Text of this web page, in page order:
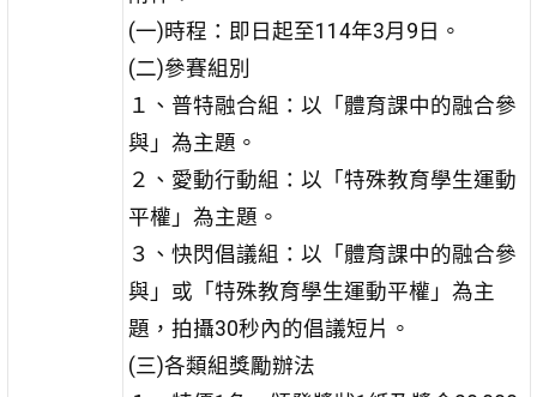
(一)時程：即日起至114年3月9日。
(二)參賽組別
１、普特融合組：以「體育課中的融合參
與」為主題。
２、愛動行動組：以「特殊教育學生運動
平權」為主題。
３、快閃倡議組：以「體育課中的融合參
與」或「特殊教育學生運動平權」為主
題，拍攝30秒內的倡議短片。
(三)各類組獎勵辦法